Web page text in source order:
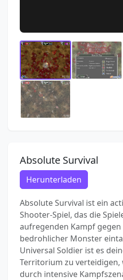
Absolute Survival
Herunterladen
Absolute Survival ist ein
Shooter-Spiel, das die
aufregenden Kampf
bedrohlicher Monster
Universal Soldier ist es
Territorium zu verteidigen,
durch intensive